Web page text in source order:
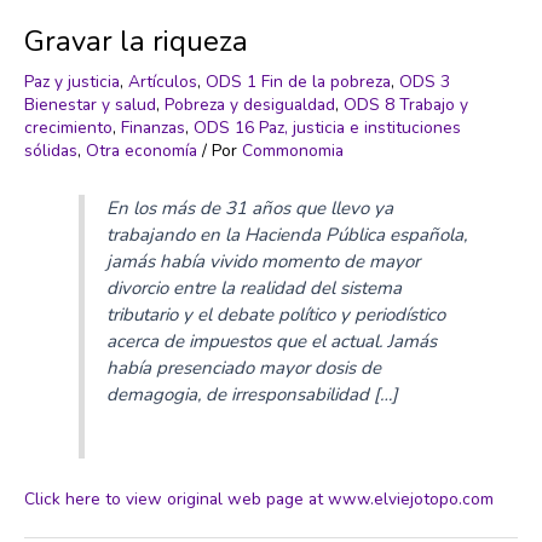
Gravar la riqueza
Paz y justicia, Artículos, ODS 1 Fin de la pobreza, ODS 3
Bienestar y salud, Pobreza y desigualdad, ODS 8 Trabajo y
crecimiento, Finanzas, ODS 16 Paz, justicia e instituciones
sólidas, Otra economía / Por Commonomia
En los más de 31 años que llevo ya
trabajando en la Hacienda Pública española,
jamás había vivido momento de mayor
divorcio entre la realidad del sistema
tributario y el debate político y periodístico
acerca de impuestos que el actual. Jamás
había presenciado mayor dosis de
demagogia, de irresponsabilidad […]
Click here to view original web page at www.elviejotopo.com